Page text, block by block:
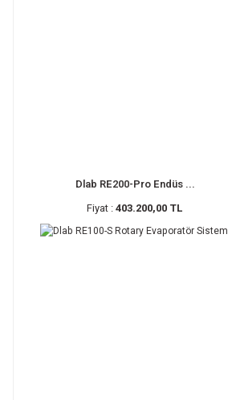
Dlab RE200-Pro Endüs ...
Fiyat :403.200,00 TL